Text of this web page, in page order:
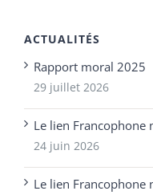
ACTUALITÉS
Rapport moral 2025
29 juillet 2026
Le lien Francophone
24 juin 2026
Le lien Francophone